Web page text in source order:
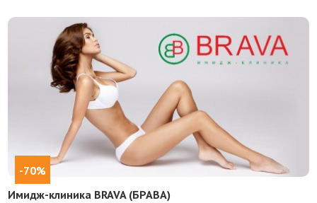
-70%
Имидж-клиника BRAVA (БРАВА)